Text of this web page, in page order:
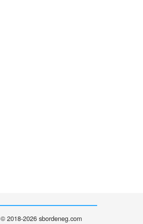
© 2018-2026 sbordeneg.com